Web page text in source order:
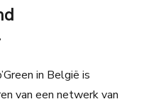
in België is
van een netwerk van